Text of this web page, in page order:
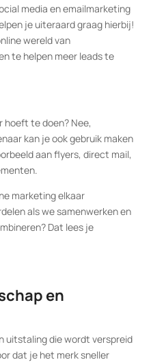
media en emailmarketing
je uiteraard graag hierbij!
wereld van
te helpen meer leads te
hoeft te doen? Nee,
kan je ook gebruik maken
aan flyers, direct mail,
marketing elkaar
als we samenwerken en
Dat lees je
en
uitstaling die wordt verspreid
dat je het merk sneller